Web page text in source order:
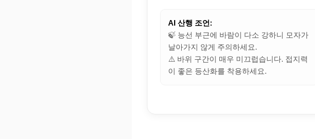
AI 산행 조언:
🍃 능선 부근에 바람이 다소 강하니 모자가
날아가지 않게 주의하세요.
⚠️ 바위 구간이 매우 미끄럽습니다. 접지력
이 좋은 등산화를 착용하세요.